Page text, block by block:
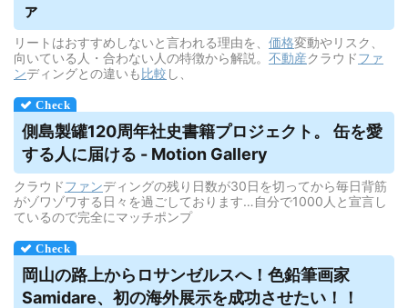
ァ
リートはおすすめしないと言われる理由を、 価格変動やリスク、
向いている人・合わない人の特徴から解説。 不動産クラウドファ
ンディングとの違いも比較 し、
側島製罐120周年社史書籍プロジェクト。 缶を愛
する人に届ける - Motion Gallery
クラウドファンディングの残り日数が30日を切ってから毎日背筋
がゾワゾワする日々を過ごしております…自分で1000人と宣言し
ているので完全にマッチポンプ
岡山の路上からロサンゼルスへ！色鉛筆画家
Samidare、初の海外展示を成功させたい！！